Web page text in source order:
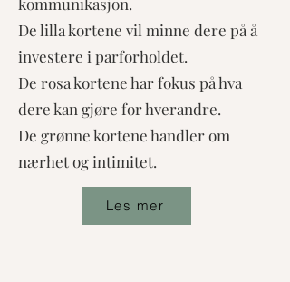
De lilla kortene vil minne dere på å
investere i parforholdet.
De rosa kortene har fokus på hva
dere kan gjøre for hverandre.
De grønne kortene handler om
nærhet og intimitet.
Les mer